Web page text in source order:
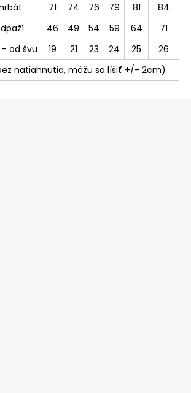
71 74 76 79 81
84
46 49 54 59 64
71
- od švu
19 21 23 24 25
26
natiahnutia, môžu sa líšiť +/- 2cm)